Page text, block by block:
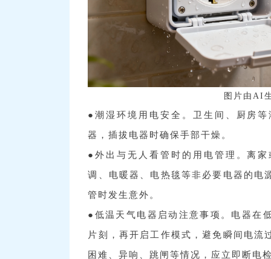
图片由AI
●潮湿环境用电安全。卫生间、厨房
器，插拔电器时确保手部干燥。
●外出与无人看管时的用电管理。离
调、电暖器、电热毯等非必要电器的电
管时发生意外。
●低温天气电器启动注意事项。电器在
片刻，再开启工作模式，避免瞬间电流
困难、异响、跳闸等情况，应立即断电